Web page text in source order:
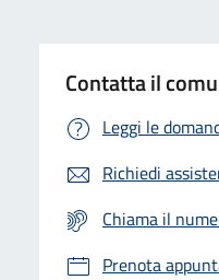
Contatta il
Leggi le
Richiedi
Chiama il
Prenota